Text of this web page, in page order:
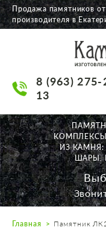
О
НАШИ
АКЦИИ
Продажа памятников от
производителя в
8 (963) 275-
13
ИЗ КАМНЯ:
ШАРЫ,
Главная Памятник